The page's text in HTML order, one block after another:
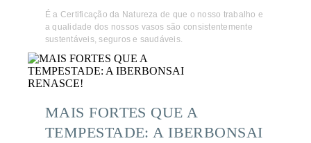
É a Certificação da Natureza de que o nosso trabalho e
a qualidade dos nossos vasos são consistentemente
sustentáveis, seguros e saudáveis.
MAIS FORTES QUE A
TEMPESTADE: A IBERBONSAI